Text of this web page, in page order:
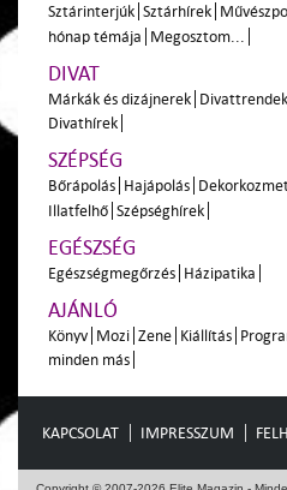
Sztárinterjúk Sztárhírek
hónap témája Megosztom...
DIVAT
Márkák és dizájnerek Divattrendek
Divathírek
SZÉPSÉG
Bőrápolás Hajápolás
Illatfelhő Szépséghírek
EGÉSZSÉG
Egészségmegőrzés Házipatika
AJÁNLÓ
Könyv Mozi Zene Kiállítás
minden más
KAPCSOLAT IMPRESSZUM